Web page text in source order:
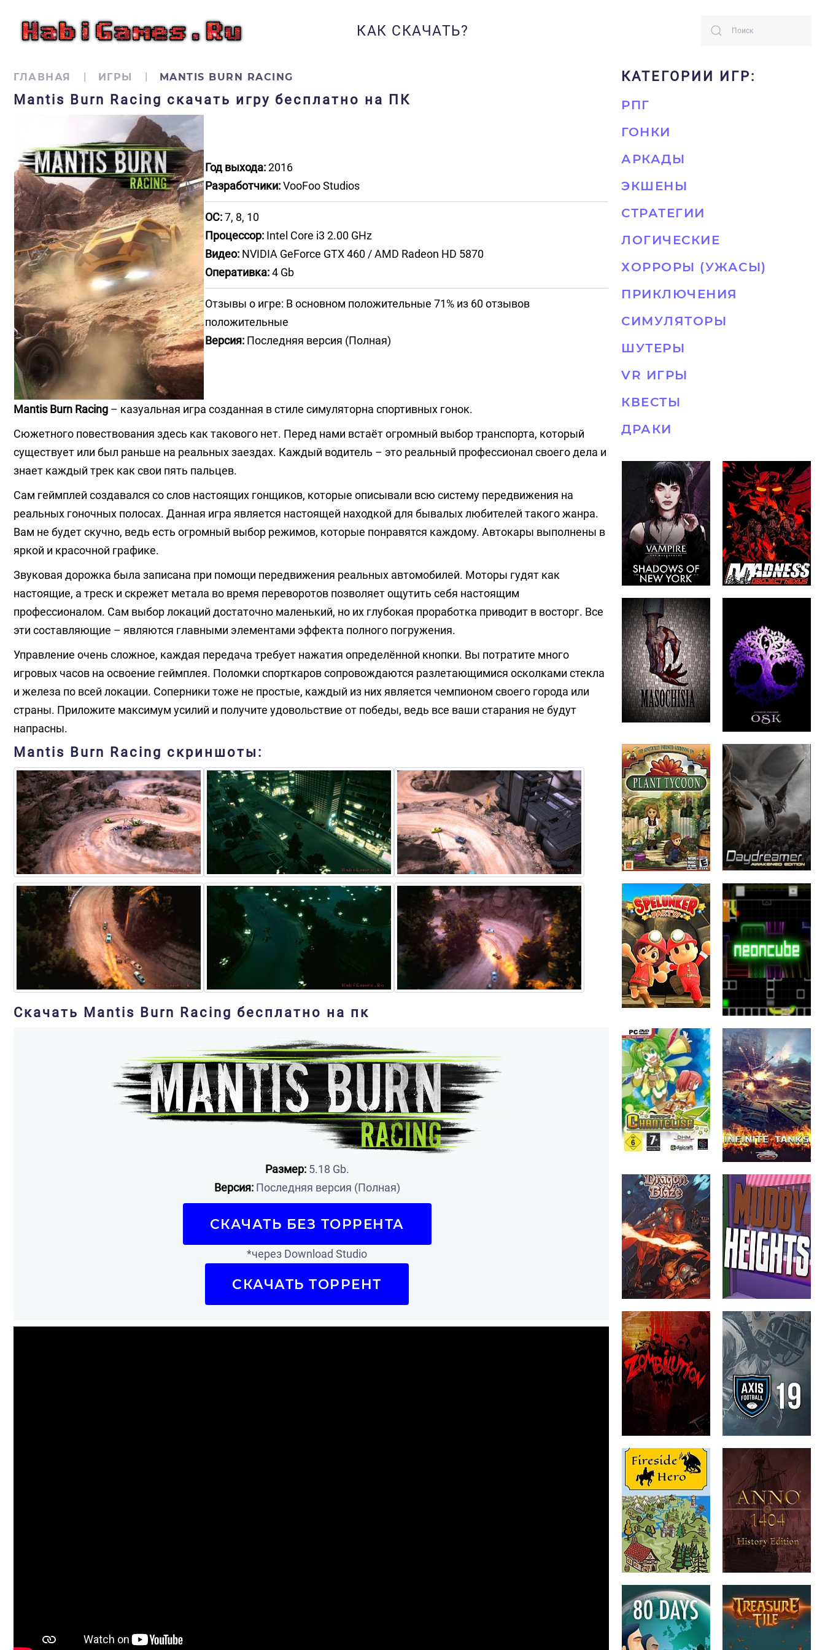
КАК СКАЧАТЬ?
ГЛАВНАЯ ИГРЫ MANTIS BURN RACING
Mantis Burn Racing скачать игру бесплатно на ПК
Год выхода:2016
Разработчики:VooFoo Studios
ОС:7, 8, 10
Процессор: Intel Core i3 2.00 GHz
Видео: NVIDIA GeForce GTX 460 / AMD Radeon HD 5870
Оперативка:4 Gb
Отзывы о игре: В основном положительные 71% из 60 отзывов
положительные
Версия: Последняя версия (Полная)
Mantis Burn Racing – казуальная игра созданная в стиле симуляторна спортивных гонок.
Сюжетного повествования здесь как такового нет. Перед нами встаёт огромный выбор транспорта, который
существует или был раньше на реальных заездах. Каждый водитель – это реальный профессионал своего дела и
знает каждый трек как свои пять пальцев.
Сам геймплей создавался со слов настоящих гонщиков, которые описывали всю систему передвижения на
реальных гоночных полосах. Данная игра является настоящей находкой для бывалых любителей такого жанра.
Вам не будет скучно, ведь есть огромный выбор режимов, которые понравятся каждому. Автокары выполнены в
яркой и красочной графике.
Звуковая дорожка была записана при помощи передвижения реальных автомобилей. Моторы гудят как
настоящие, а треск и скрежет метала во время переворотов позволяет ощутить себя настоящим
профессионалом. Сам выбор локаций достаточно маленький, но их глубокая проработка приводит в восторг. Все
эти составляющие – являются главными элементами эффекта полного погружения.
Управление очень сложное, каждая передача требует нажатия определённой кнопки. Вы потратите много
игровых часов на освоение геймплея. Поломки спорткаров сопровождаются разлетающимися осколками стекла
и железа по всей локации. Соперники тоже не простые, каждый из них является чемпионом своего города или
страны. Приложите максимум усилий и получите удовольствие от победы, ведь все ваши старания не будут
напрасны.
Mantis Burn Racing скриншоты:
Скачать Mantis Burn Racing бесплатно на пк
Размер:5.18 Gb.
Версия:Последняя версия (Полная)
СКАЧАТЬ БЕЗ ТОРРЕНТА
*через Download Studio
СКАЧАТЬ ТОРРЕНТ
КАТЕГОРИИ ИГР:
РПГ
ГОНКИ
АРКАДЫ
ЭКШЕНЫ
СТРАТЕГИИ
ЛОГИЧЕСКИЕ
ХОРРОРЫ (УЖАСЫ)
ПРИКЛЮЧЕНИЯ
СИМУЛЯТОРЫ
ШУТЕРЫ
VR ИГРЫ
КВЕСТЫ
ДРАКИ